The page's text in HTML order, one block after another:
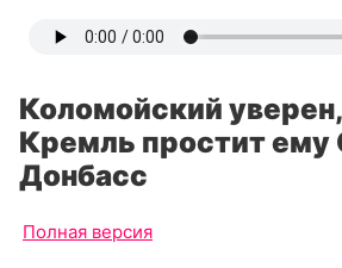
Коломойский
Кремль простит ему
Донбасс
Полная версия